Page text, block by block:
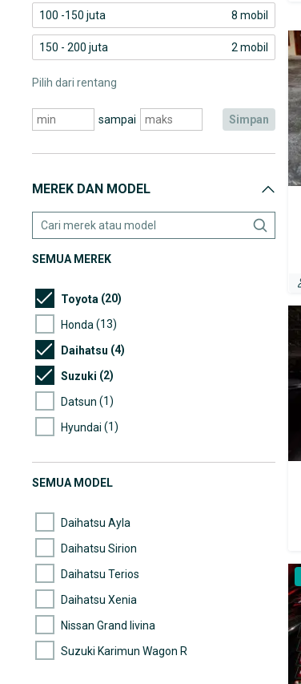
100 -150 juta 8 mobil
150 - 200 juta 2 mobil
Pilih dari rentang
sampai simpan
MEREK DAN MODEL
SEMUA MEREK
Toyota (20)
Honda (13)
Daihatsu (4)
Suzuki (2)
Datsun (1)
Hyundai (1)
SEMUA MODEL
Daihatsu Ayla
Daihatsu Sirion
Daihatsu Terios
Daihatsu Xenia
Nissan Grand livina
Suzuki Karimun Wagon R